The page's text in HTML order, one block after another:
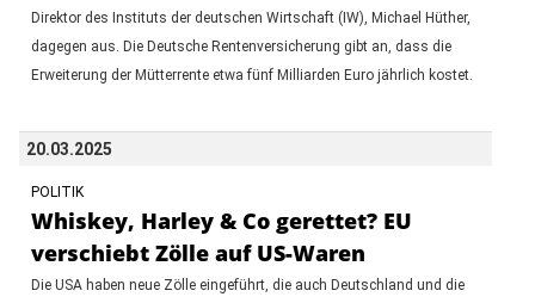
Direktor des Instituts der deutschen Wirtschaft (IW), Michael Hüther,
dagegen aus. Die Deutsche Rentenversicherung gibt an, dass die
Erweiterung der Mütterrente etwa fünf Milliarden Euro jährlich kostet.
20.03.2025
POLITIK
Whiskey, Harley & Co gerettet? EU
verschiebt Zölle auf US-Waren
Die USA haben neue Zölle eingeführt, die auch Deutschland und die